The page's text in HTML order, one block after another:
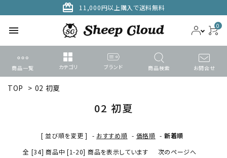
card_giftcard 11,000円以上購入で送料無料
menu 0
商品一覧 カテゴリ ブランド 商品検索 お問合せ
ACCOUNT MENU
TOP > 02 初夏
02 初夏
[ 並び順を変更 ] - おすすめ順 - 価格順 - 新着順
全 [34] 商品中 [1-20] 商品を表示しています
次のページへ